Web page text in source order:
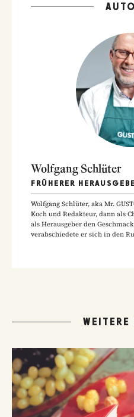
Wolfgang Schlüter
FRÜHERER
Wolfgang Schlüter, aka Mr.
Koch und Redakteur, dann als
als Herausgeber den Geschmack
verabschiedete er sich in den
WEITERE